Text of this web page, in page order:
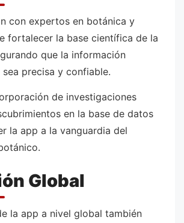
con expertos en botánica y
fortalecer la base científica de la
que la información
precisa y confiable.
de investigaciones
en la base de datos
la app a la vanguardia del
Global
la app a nivel global también